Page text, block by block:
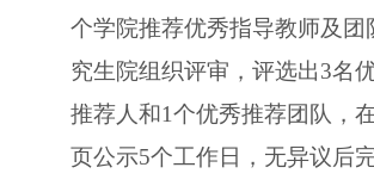
个学院推荐优秀指导教师及团
究生院组织评审，评选出3名
推荐人和1个优秀推荐团队，
页公示5个工作日，无异议后